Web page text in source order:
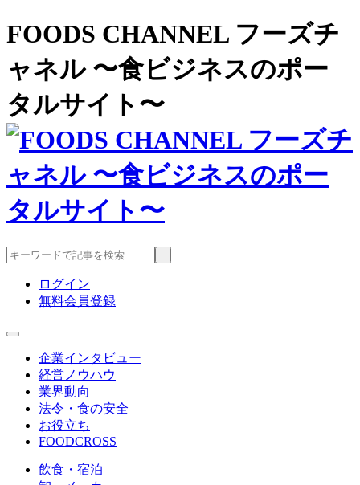
FOODS CHANNEL フーズチ
ャネル 〜食ビジネスのポー
タルサイト〜
ログイン
無料会員登録
企業インタビュー
経営ノウハウ
業界動向
法令・食の安全
お役立ち
FOODCROSS
飲食・宿泊